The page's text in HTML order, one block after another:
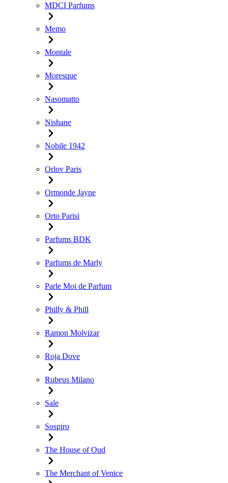
MDCI Parfums
Memo
Montale
Moresque
Nasomatto
Nishane
Nobile 1942
Orlov Paris
Ormonde Jayne
Orto Parisi
Parfums BDK
Parfums de Marly
Parle Moi de Parfum
Philly & Phill
Ramon Molvizar
Roja Dove
Rubeus Milano
Sale
Sospiro
The House of Oud
The Merchant of Venice